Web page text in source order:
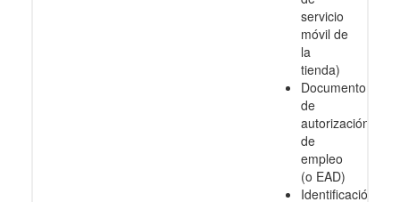
servicio
móvil de
la
tienda)
Documento
de
autorización
de
empleo
(o EAD)
Identificación